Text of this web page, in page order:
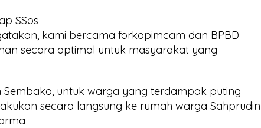
SSos
kami bercama forkopimcam dan BPBD
secara optimal untuk masyarakat yang
Sembako, untuk warga yang terdampak puting
secara langsung ke rumah warga Sahprudin